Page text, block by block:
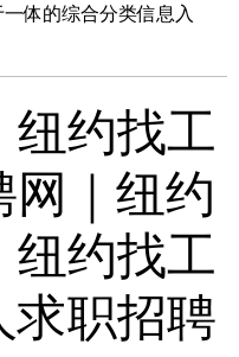
体的综合分类信息入
约找工
｜纽约
约找工
求职招聘